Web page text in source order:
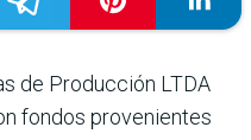
de Producción LTDA
fondos provenientes